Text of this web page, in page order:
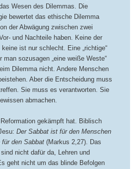
Wesen des Dilemmas. Die
bewertet das ethische Dilemma
der Abwägung zwischen zwei
und Nachteile haben. Keine der
keine ist nur schlecht. Eine „richtige“
man sozusagen „eine weiße Weste“
Dilemma nicht. Andere Menschen
Aber die Entscheidung muss
Sie muss es verantworten. Sie
abmachen.
gekämpft hat. Biblisch
Der Sabbat ist für den Menschen
den Sabbat (Markus 2,27). Das
nicht dafür da, Lehren und
geht nicht um das blinde Befolgen